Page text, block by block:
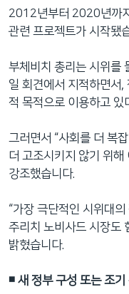
2012년부터 2020년까
관련 프로젝트가 시작됐
부체비치 총리는 시위를
일 회견에서 지적하면서,
적 목적으로 이용하고 있
그러면서 “사회를 더 복
더 고조시키지 않기 위해
강조했습니다.
“가장 극단적인 시위대
주리치 노비사드 시장도
밝혔습니다.
◾️ 새 정부 구성 또는 조기